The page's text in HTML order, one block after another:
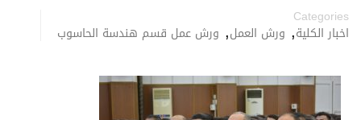
Categories
اخبار الكلية, ورش العمل, ورش عمل قسم هندسة الحاسوب